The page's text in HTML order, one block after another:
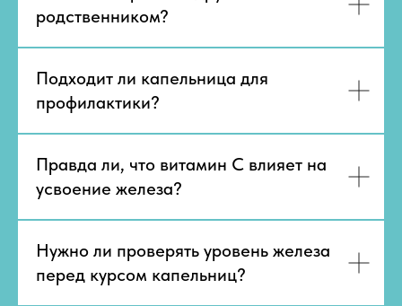
родственником?
Подходит ли капельница для
профилактики?
Правда ли, что витамин C влияет на
усвоение железа?
Нужно ли проверять уровень железа
перед курсом капельниц?